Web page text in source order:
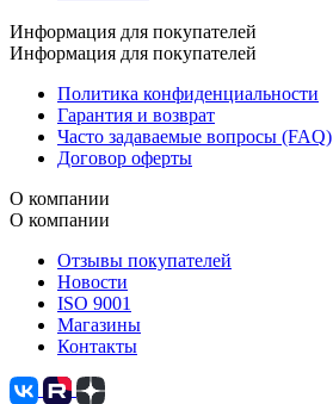
Информация для покупателей
Информация для покупателей
Политика конфиденциальности
Гарантия и возврат
Часто задаваемые вопросы (FAQ)
Договор оферты
О компании
О компании
Отзывы покупателей
Новости
ISO 9001
Магазины
Контакты